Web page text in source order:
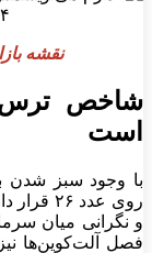
نقشه بازار
شاخص ترس
است
با وجود سبز
روی
و نگرانی میان